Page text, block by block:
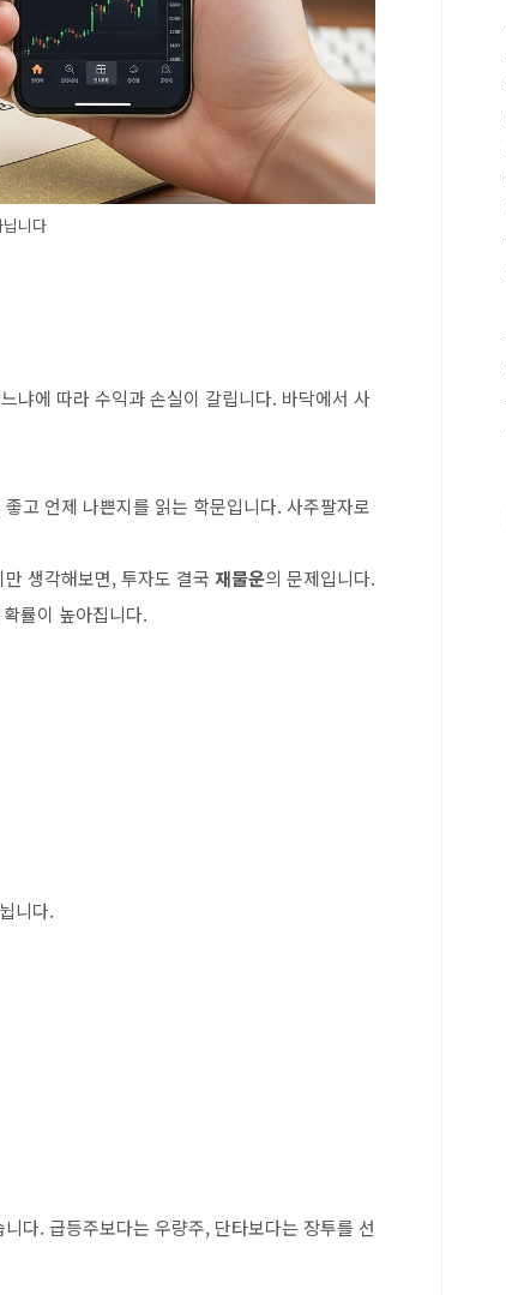
니다
냐에 따라 수익과 손실이 갈립니다. 바닥에서 사
고 언제 나쁜지를 읽는 학문입니다. 사주팔자로
생각해보면, 투자도 결국 재물운의 문제입니다.
률이 높아집니다.
니다.
다. 급등주보다는 우량주, 단타보다는 장투를 선